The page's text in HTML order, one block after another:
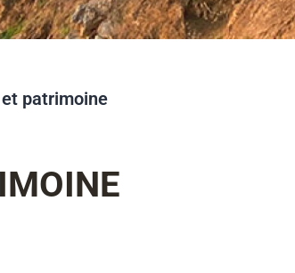
patrimoine